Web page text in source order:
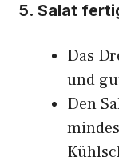
5. Salat
Das
und
Den